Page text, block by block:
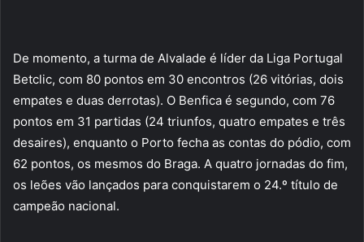
De momento, a turma de Alvalade é líder da Liga Portugal
Betclic, com 80 pontos em 30 encontros (26 vitórias, dois
empates e duas derrotas). O Benfica é segundo, com 76
pontos em 31 partidas (24 triunfos, quatro empates e três
desaires), enquanto o Porto fecha as contas do pódio, com
62 pontos, os mesmos do Braga. A quatro jornadas do fim,
os leões vão lançados para conquistarem o 24.º título de
campeão nacional.